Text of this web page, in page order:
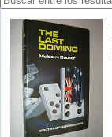
Vendedores
Comenzar a vender
Ayuda